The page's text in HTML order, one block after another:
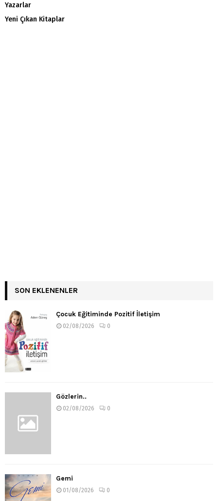
Yazarlar
Yeni Çıkan Kitaplar
SON EKLENENLER
Çocuk Eğitiminde Pozitif İletişim
02/08/2026 0
Gözlerin..
02/08/2026 0
Gemi
01/08/2026 0